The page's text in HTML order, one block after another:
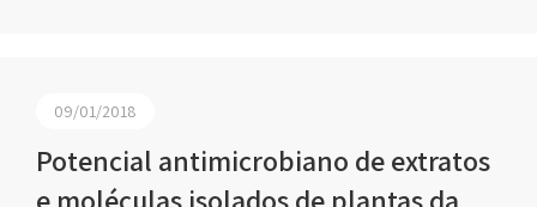
09/01/2018
Potencial antimicrobiano de extratos